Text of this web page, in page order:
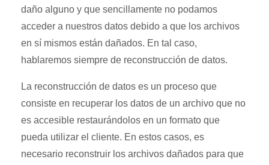
daño alguno y que sencillamente no podamos
acceder a nuestros datos debido a que los archivos
en sí mismos están dañados. En tal caso,
hablaremos siempre de reconstrucción de datos.
La reconstrucción de datos es un proceso que
consiste en recuperar los datos de un archivo que no
es accesible restaurándolos en un formato que
pueda utilizar el cliente. En estos casos, es
necesario reconstruir los archivos dañados para que